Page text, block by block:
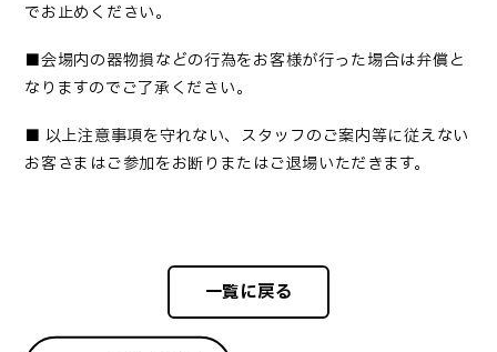
でお止めください。
■会場内の器物損などの行為をお客様が行った場合は弁償と
なりますのでご了承ください。
■ 以上注意事項を守れない、スタッフのご案内等に従えない
お客さまはご参加をお断りまたはご退場いただきます。
一覧に戻る